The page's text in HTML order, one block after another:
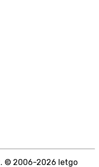
© 2006-2026 letgo